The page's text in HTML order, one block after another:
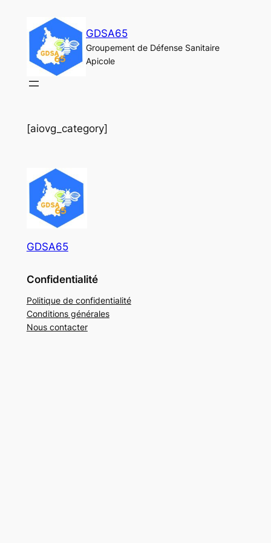
contenu
GDSA65
Groupement de Défense Sanitaire
Apicole
[aiovg_category]
GDSA65
Confidentialité
Politique de confidentialité
Conditions générales
Nous contacter